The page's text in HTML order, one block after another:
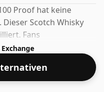
Proof hat keine
Scotch Whisky
Fans
von dieser
von 57 % nicht